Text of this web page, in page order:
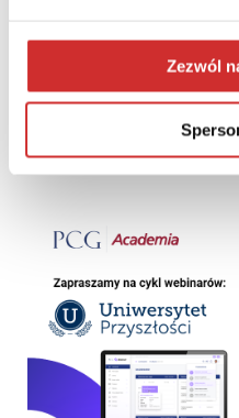
Zezwól
Konferencja Inspera Seminar